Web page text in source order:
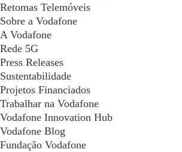
Retomas Telemóveis
Sobre a Vodafone
A Vodafone
Rede 5G
Press Releases
Sustentabilidade
Projetos Financiados
Trabalhar na Vodafone
Vodafone Innovation Hub
Vodafone Blog
Fundação Vodafone